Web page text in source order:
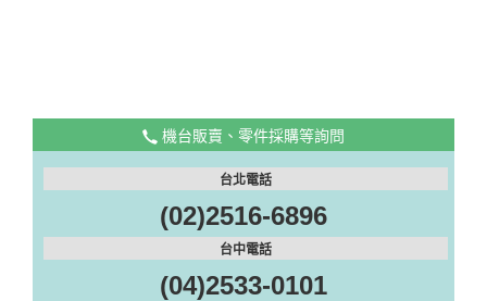
機台販賣、零件採購等詢問
台北電話
(02)2516-6896
台中電話
(04)2533-0101